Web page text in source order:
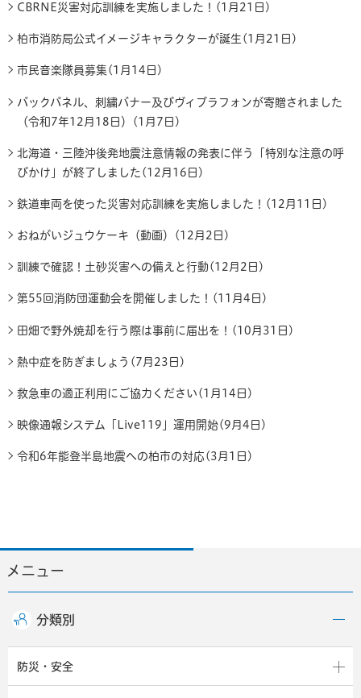
CBRNE災害対応訓練を実施しました！(1月21日)
柏市消防局公式イメージキャラクターが誕生(1月21日)
市民音楽隊員募集(1月14日)
バックパネル、刺繍バナー及びヴィブラフォンが寄贈されました
（令和7年12月18日）(1月7日)
北海道・三陸沖後発地震注意情報の発表に伴う「特別な注意の呼
びかけ」が終了しました(12月16日)
鉄道車両を使った災害対応訓練を実施しました！(12月11日)
おねがいジュウケーキ（動画）(12月2日)
訓練で確認！土砂災害への備えと行動(12月2日)
第55回消防団運動会を開催しました！(11月4日)
田畑で野外焼却を行う際は事前に届出を！(10月31日)
熱中症を防ぎましょう(7月23日)
救急車の適正利用にご協力ください(1月14日)
映像通報システム「Live119」運用開始(9月4日)
令和6年能登半島地震への柏市の対応(3月1日)
メニュー
分類別
防災・安全